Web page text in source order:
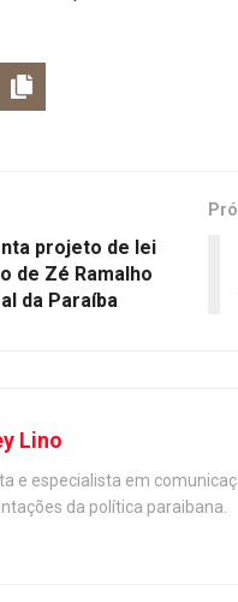
projeto de lei
de Zé Ramalho
da Paraíba
Lino
e especialista em
da política paraibana.